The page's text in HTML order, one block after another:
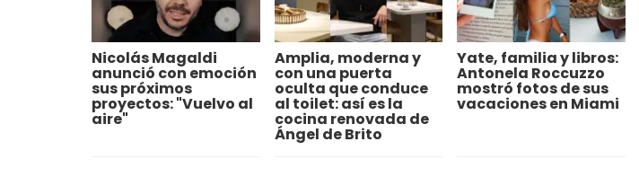
Nicolás Magaldi
anunció con emoción
sus próximos
proyectos: "Vuelvo al
aire"
Amplia, moderna y
con una puerta
oculta que conduce
al toilet: así es la
cocina renovada de
Ángel de Brito
Yate, familia y libros:
Antonela Roccuzzo
mostró fotos de sus
vacaciones en Miami